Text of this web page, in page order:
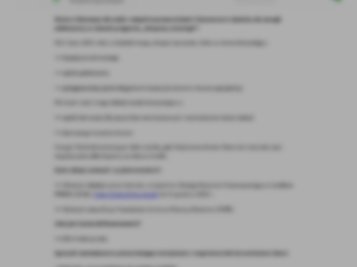
treści w postaci wiadomości, ofert, komunikatów mediów
społecznościowych.